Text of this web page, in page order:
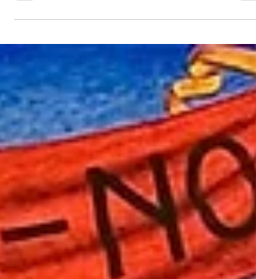
Mexicana" Actualmente México está...